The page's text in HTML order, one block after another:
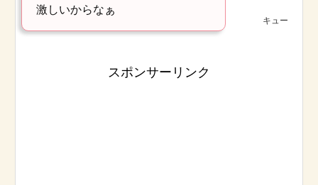
キュー
激しいからなぁ
スポンサーリンク